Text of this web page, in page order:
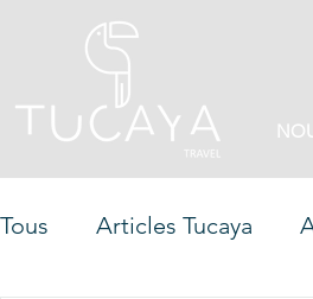
Tous Articles Tucaya